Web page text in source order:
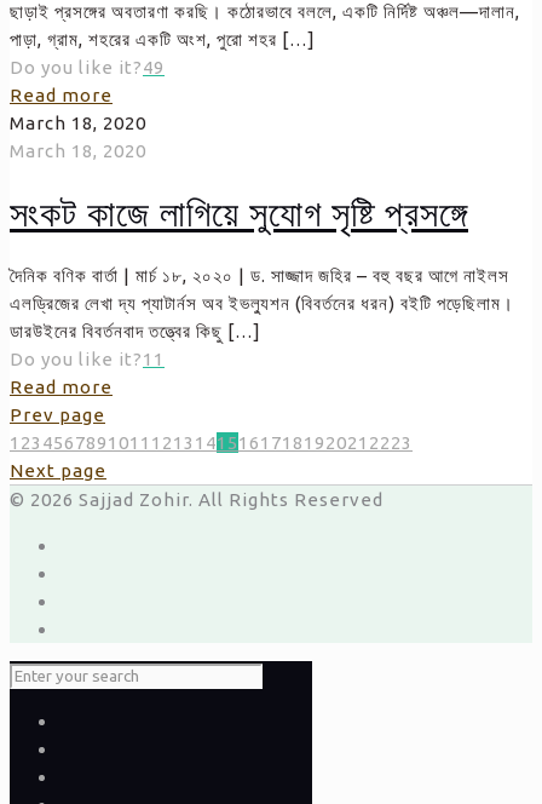
ছাড়াই প্রসঙ্গের অবতারণা করছি। কঠোরভাবে বললে, একটি নির্দিষ্ট অঞ্চল—দালান,
পাড়া, গ্রাম, শহরের একটি অংশ, পুরো শহর […]
Do you like it?49
Read more
March 18, 2020
March 18, 2020
সংকট কাজে লাগিয়ে সুযোগ সৃষ্টি প্রসঙ্গে
দৈনিক বণিক বার্তা | মার্চ ১৮, ২০২০ | ড. সাজ্জাদ জহির – বহু বছর আগে নাইলস
এলড্রিজের লেখা দ্য প্যাটার্নস অব ইভল্যুশন (বিবর্তনের ধরন) বইটি পড়েছিলাম।
ডারউইনের বিবর্তনবাদ তত্ত্বের কিছু […]
Do you like it?11
Read more
Prev page
1 23 4567891011 1213 1415161718192021 2223
Next page
© 2026 Sajjad Zohir. All Rights Reserved